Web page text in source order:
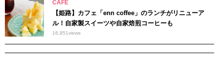
CAFE
【姫路】カフェ「enn coffee」のランチがリニューア
ル！自家製スイーツや自家焙煎コーヒーも
16,951views